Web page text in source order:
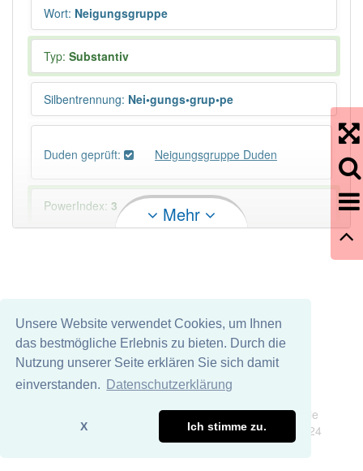
Unsere Website verwendet Cookies, um Ihnen
das bestmögliche Erlebnis zu bieten. Durch die
Nutzung unserer Seite erklären Sie sich damit
einverstanden.
Datenschutzerklärung
X Ich stimme zu.
Wort: Neigungsgruppe
Typ: Substantiv
Silbentrennung: Nei•gungs•grup•pe
Duden geprüft: Neigungsgruppe Duden
PowerIndex: 3
Wörter mit Endung -neigungsgruppe aber mit
einem anderen Artikeldie: 0
91% unserer Spielapp-Nutzer haben den Artikel
Mehr
Wir übernehmen keine Garantie und keine Haftung für die
Richtigkeit und Vollständigkeit dieser Seite. DDDEasy 2024